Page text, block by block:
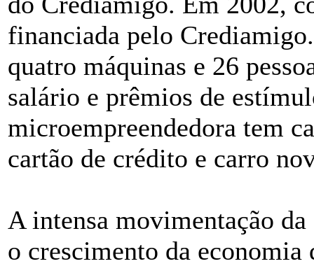
financiada pelo
quatro máquinas e 26
salário e prêmios de
microempreendedora tem
cartão de crédito e carro
A intensa movimentação
o crescimento da